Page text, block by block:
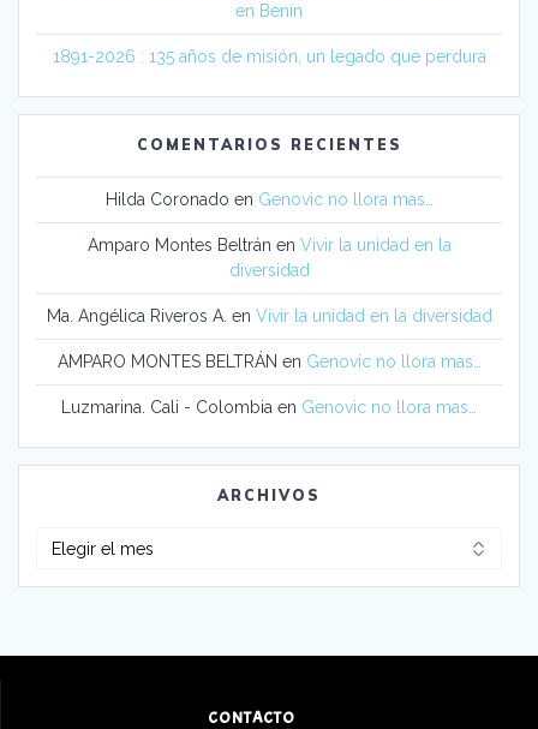
en Benín
1891-2026 : 135 años de misión, un legado que perdura
COMENTARIOS RECIENTES
Hilda Coronado en Genovic no llora mas…
Amparo Montes Beltrán en Vivir la unidad en la
diversidad
Ma. Angélica Riveros A. en Vivir la unidad en la diversidad
AMPARO MONTES BELTRÁN en Genovic no llora mas…
Luzmarina. Cali - Colombia en Genovic no llora mas…
ARCHIVOS
CONTACTO